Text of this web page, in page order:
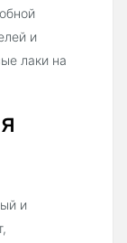
и
лаки на
и